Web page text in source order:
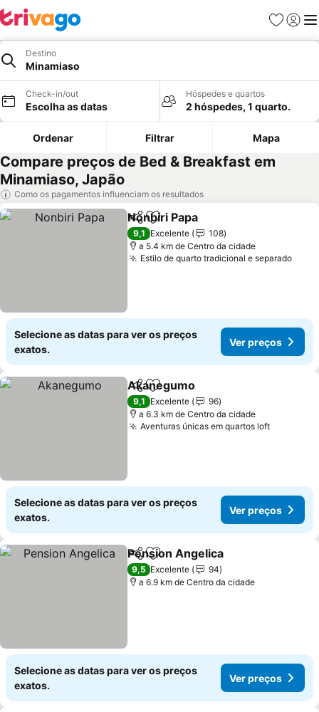
Favoritos
Iniciar
Destino
Minamiaso
Check-in/out
Escolha as datas
Hóspedes e quartos
2 hóspedes, 1 quarto.
Ordenar Filtrar Mapa
Compare preços de Bed & Breakfast em
Minamiaso, Japão
Como os pagamentos influenciam os resultados
PartilharAdicionar aos favoritos
Nonbiri Papa
9,1 Excelente
108
a 5.4 km de Centro da cidade
Estilo de quarto tradicional e separado
Selecione as datas para ver os preços
exatos.
Ver preços
PartilharAdicionar aos favoritos
Akanegumo
9,1 Excelente
96
a 6.3 km de Centro da cidade
Aventuras únicas em quartos loft
Selecione as datas para ver os preços
exatos.
Ver preços
PartilharAdicionar aos favoritos
Pension Angelica
9,5 Excelente
94
a 6.9 km de Centro da cidade
Selecione as datas para ver os preços
exatos.
Ver preços